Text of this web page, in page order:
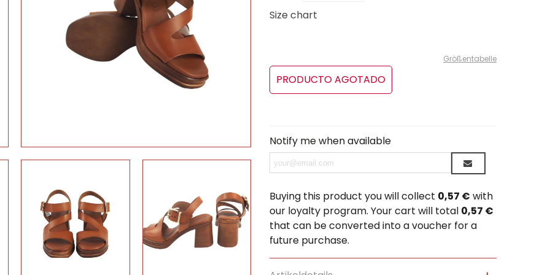
Size chart
Größentabelle
PRODUCTO AGOTADO
Notify me when available
Buying this product you will collect 0,57 € with
our loyalty program. Your cart will total 0,57 €
that can be converted into a voucher for a
future purchase.